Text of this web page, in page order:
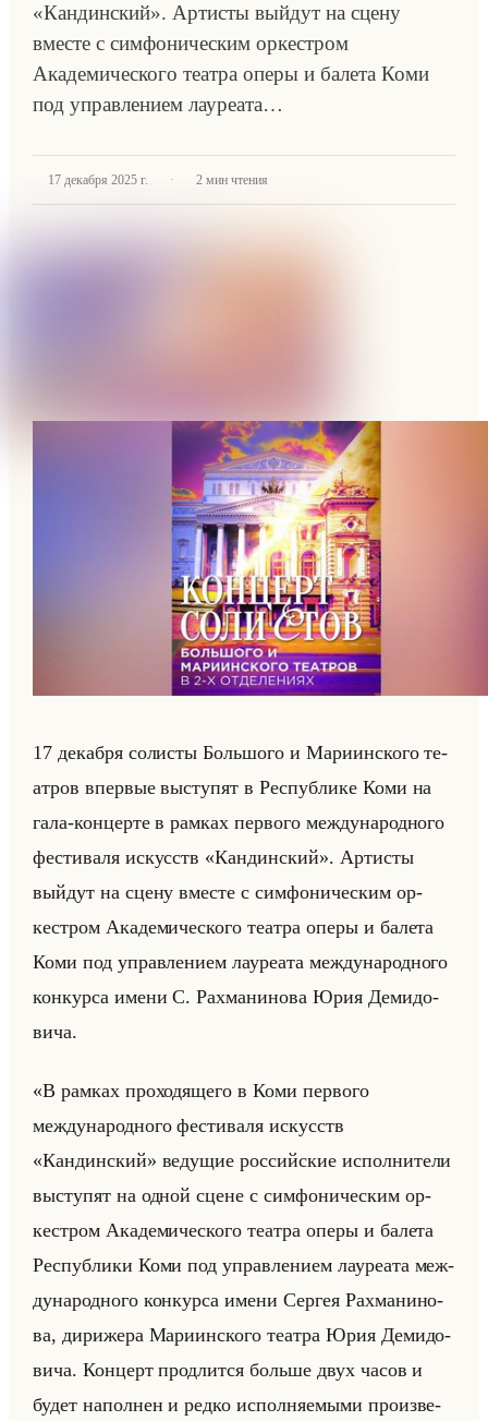
«Кандинский». Артисты выйдут на сцену
вместе с симфоническим оркестром
Академического театра оперы и балета Коми
под управлением лауреата…
17 декабря 2025 г. · 2 мин чтения
17 де­каб­ря со­ли­сты Большо­го и Ма­ри­ин­ско­го те­
ат­ров впер­вые вы­сту­пят в Рес­пуб­ли­ке Коми на
гала-кон­цер­те в рам­ках пер­во­го меж­ду­на­род­но­го
фе­сти­ва­ля ис­кусств «Кандинский». Ар­ти­сты
выйдут на сцену вме­сте с сим­фо­ни­че­ским ор­
кест­ром Ака­де­ми­че­ско­го те­ат­ра оперы и ба­ле­та
Коми под управ­ле­ни­ем ла­уре­ата меж­ду­на­род­но­го
кон­кур­са имени С. Рах­ма­ни­но­ва Юрия Де­ми­до­
ви­ча.
«В рамках проходящего в Коми первого
международного фестиваля искусств
«Кандинский» ве­ду­щие рос­сийские ис­пол­ни­те­ли
вы­сту­пят на одной сцене с сим­фо­ни­че­ским ор­
кест­ром Ака­де­ми­че­ско­го те­ат­ра оперы и ба­ле­та
Рес­пуб­ли­ки Коми под управ­ле­ни­ем ла­уре­ата меж­
ду­на­род­но­го кон­кур­са имени Сер­гея Рах­ма­ни­но­
ва, ди­ри­же­ра Ма­ри­ин­ско­го те­ат­ра Юрия Де­ми­до­
ви­ча. Кон­церт про­длит­ся больше двух часов и
будет на­пол­нен и редко ис­пол­ня­емы­ми про­из­ве­